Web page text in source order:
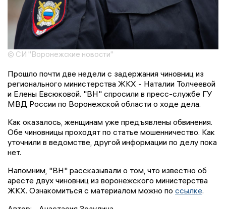
© СИ "Воронежские новости"
Прошло почти две недели с задержания чиновниц из
регионального министерства ЖКХ - Наталии Толчеевой
и Елены Евсюковой. "ВН" спросили в пресс-службе ГУ
МВД России по Воронежской области о ходе дела.
Как оказалось, женщинам уже предъявлены обвинения.
Обе чиновницы проходят по статье мошенничество. Как
уточнили в ведомстве, другой информации по делу пока
нет.
Напомним, "ВН" рассказывали о том, что известно об
аресте двух чиновниц из воронежского министерства
ЖКХ. Ознакомиться с материалом можно по ссылке.